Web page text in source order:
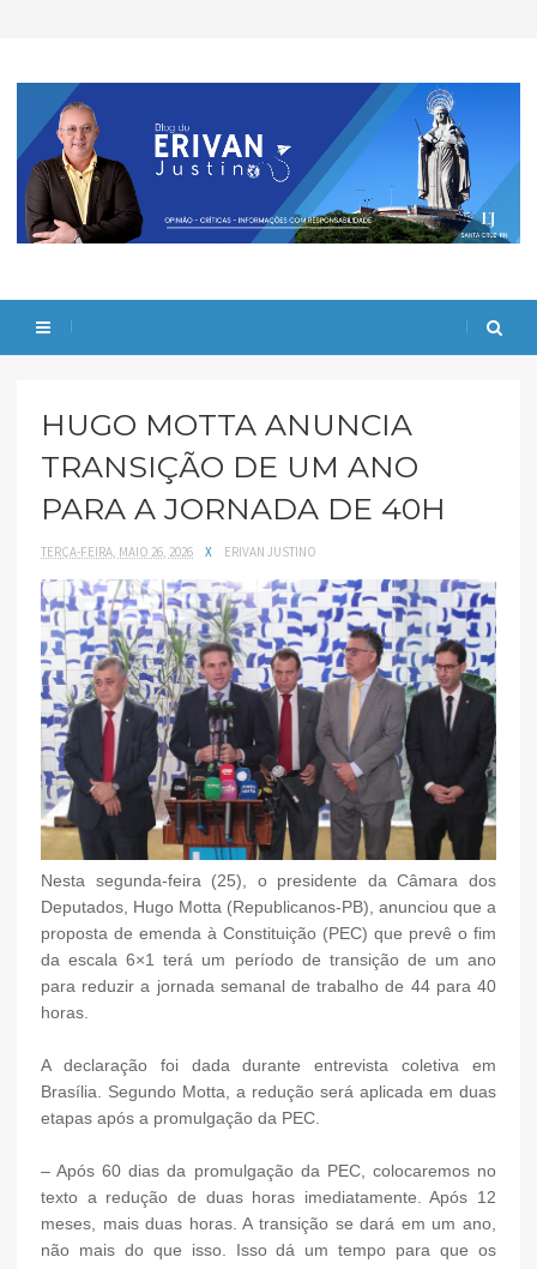
HUGO MOTTA ANUNCIA
TRANSIÇÃO DE UM ANO
PARA A JORNADA DE 40H
TERÇA-FEIRA, MAIO 26, 2026 X ERIVAN JUSTINO
Nesta segunda-feira (25), o presidente da Câmara dos
Deputados, Hugo Motta (Republicanos-PB), anunciou que a
proposta de emenda à Constituição (PEC) que prevê o fim
da escala 6×1 terá um período de transição de um ano
para reduzir a jornada semanal de trabalho de 44 para 40
horas.
A declaração foi dada durante entrevista coletiva em
Brasília. Segundo Motta, a redução será aplicada em duas
etapas após a promulgação da PEC.
– Após 60 dias da promulgação da PEC, colocaremos no
texto a redução de duas horas imediatamente. Após 12
meses, mais duas horas. A transição se dará em um ano,
não mais do que isso. Isso dá um tempo para que os